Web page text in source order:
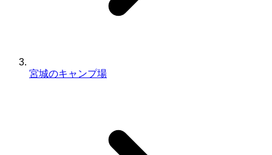
宮城のキャンプ場